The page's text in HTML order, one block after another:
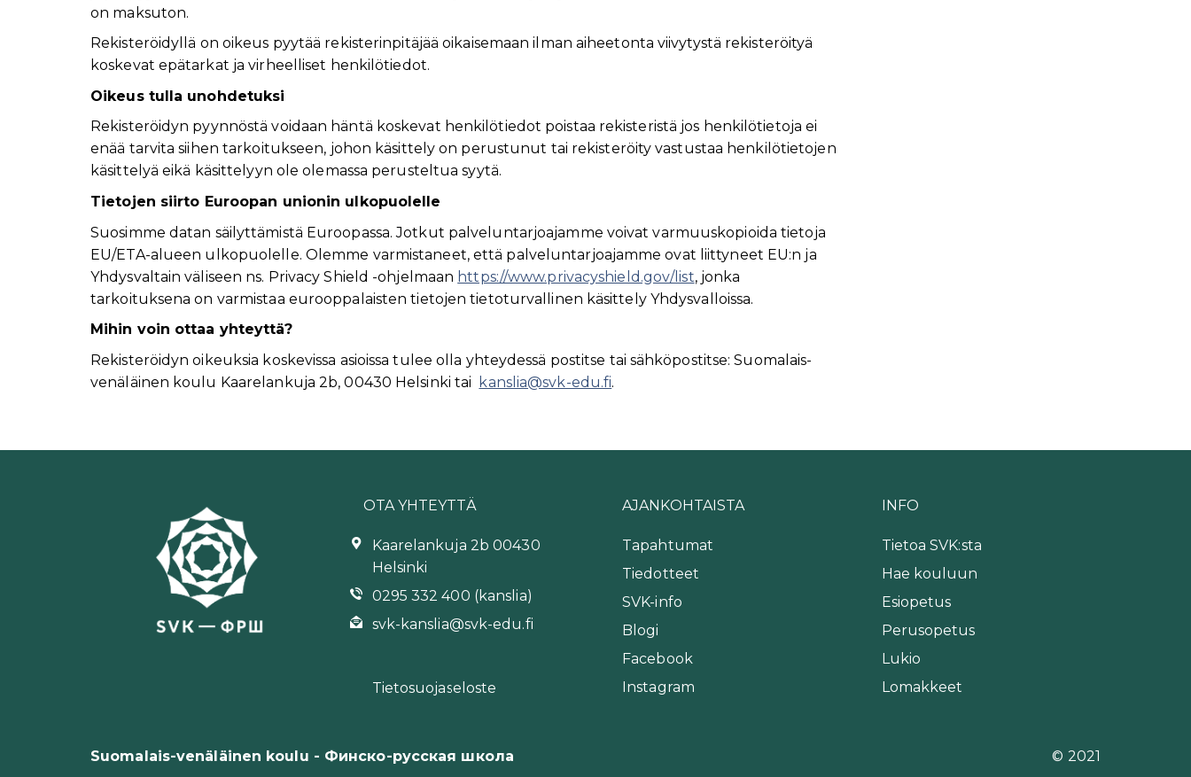
on maksuton.
Rekisteröidyllä on oikeus pyytää rekisterinpitäjää oikaisemaan ilman aiheetonta viivytystä rekisteröityä
koskevat epätarkat ja virheelliset henkilötiedot.
Oikeus tulla unohdetuksi
Rekisteröidyn pyynnöstä voidaan häntä koskevat henkilötiedot poistaa rekisteristä jos henkilötietoja ei
enää tarvita siihen tarkoitukseen, johon käsittely on perustunut tai rekisteröity vastustaa henkilötietojen
käsittelyä eikä käsittelyyn ole olemassa perusteltua syytä.
Tietojen siirto Euroopan unionin ulkopuolelle
Suosimme datan säilyttämistä Euroopassa. Jotkut palveluntarjoajamme voivat varmuuskopioida tietoja
EU/ETA-alueen ulkopuolelle. Olemme varmistaneet, että palveluntarjoajamme ovat liittyneet EU:n ja
Yhdysvaltain väliseen ns. Privacy Shield -ohjelmaan https://www.privacyshield.gov/list, jonka
tarkoituksena on varmistaa eurooppalaisten tietojen tietoturvallinen käsittely Yhdysvalloissa.
Mihin voin ottaa yhteyttä?
Rekisteröidyn oikeuksia koskevissa asioissa tulee olla yhteydessä postitse tai sähköpostitse: Suomalais-
venäläinen koulu Kaarelankuja 2b, 00430 Helsinki tai
kanslia@svk-edu.fi.
OTA YHTEYTTÄ
Kaarelankuja 2b 00430
Helsinki
0295 332 400 (kanslia)
svk-kanslia@svk-edu.fi
Tietosuojaseloste
AJANKOHTAISTA
Tapahtumat
Tiedotteet
SVK-info
Blogi
Facebook
Instagram
INFO
Tietoa SVK:sta
Hae kouluun
Esiopetus
Perusopetus
Lukio
Lomakkeet
Suomalais-venäläinen koulu - Финско-русская школа © 2021